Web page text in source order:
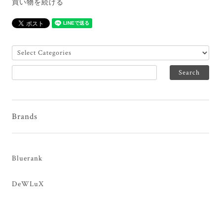
買い物を続ける
Brands
Bluerank
DeWLuX